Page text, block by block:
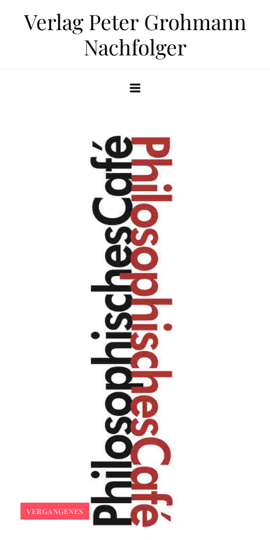
Verlag Peter Grohmann
Nachfolger
VERGANGENES